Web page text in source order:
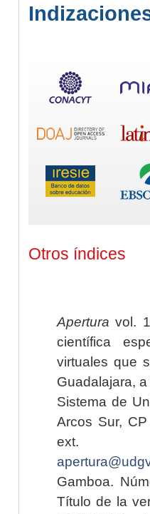
Otros índices
Apertura vol.
científica
virtuales que
Guadalajara,
Sistema de
Arcos Sur,
ext.
Gamboa.
Título de la